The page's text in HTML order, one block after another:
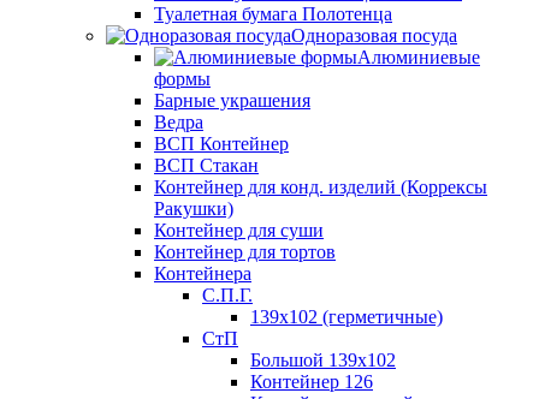
Туалетная бумага Полотенца
Одноразовая посуда
Алюминиевые
формы
Барные украшения
Ведра
ВСП Контейнер
ВСП Стакан
Контейнер для конд. изделий (Коррексы
Ракушки)
Контейнер для суши
Контейнер для тортов
Контейнера
С.П.Г.
139х102 (герметичные)
СтП
Большой 139х102
Контейнер 126